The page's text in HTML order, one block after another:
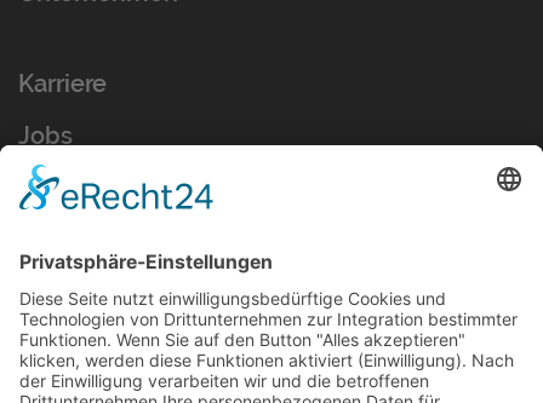
Karriere
Jobs
Ausbildung
Kontakt
AT-Boretec - Andreas Tigges e.K.